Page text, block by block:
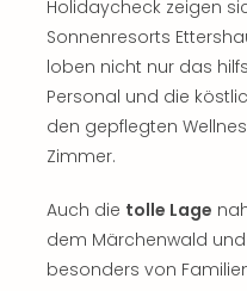
Holidaycheck zeigen
Sonnenresorts
loben nicht nur das
Personal und die
den gepflegten
Zimmer.
Auch die tolle Lage
dem Märchenwald
besonders von